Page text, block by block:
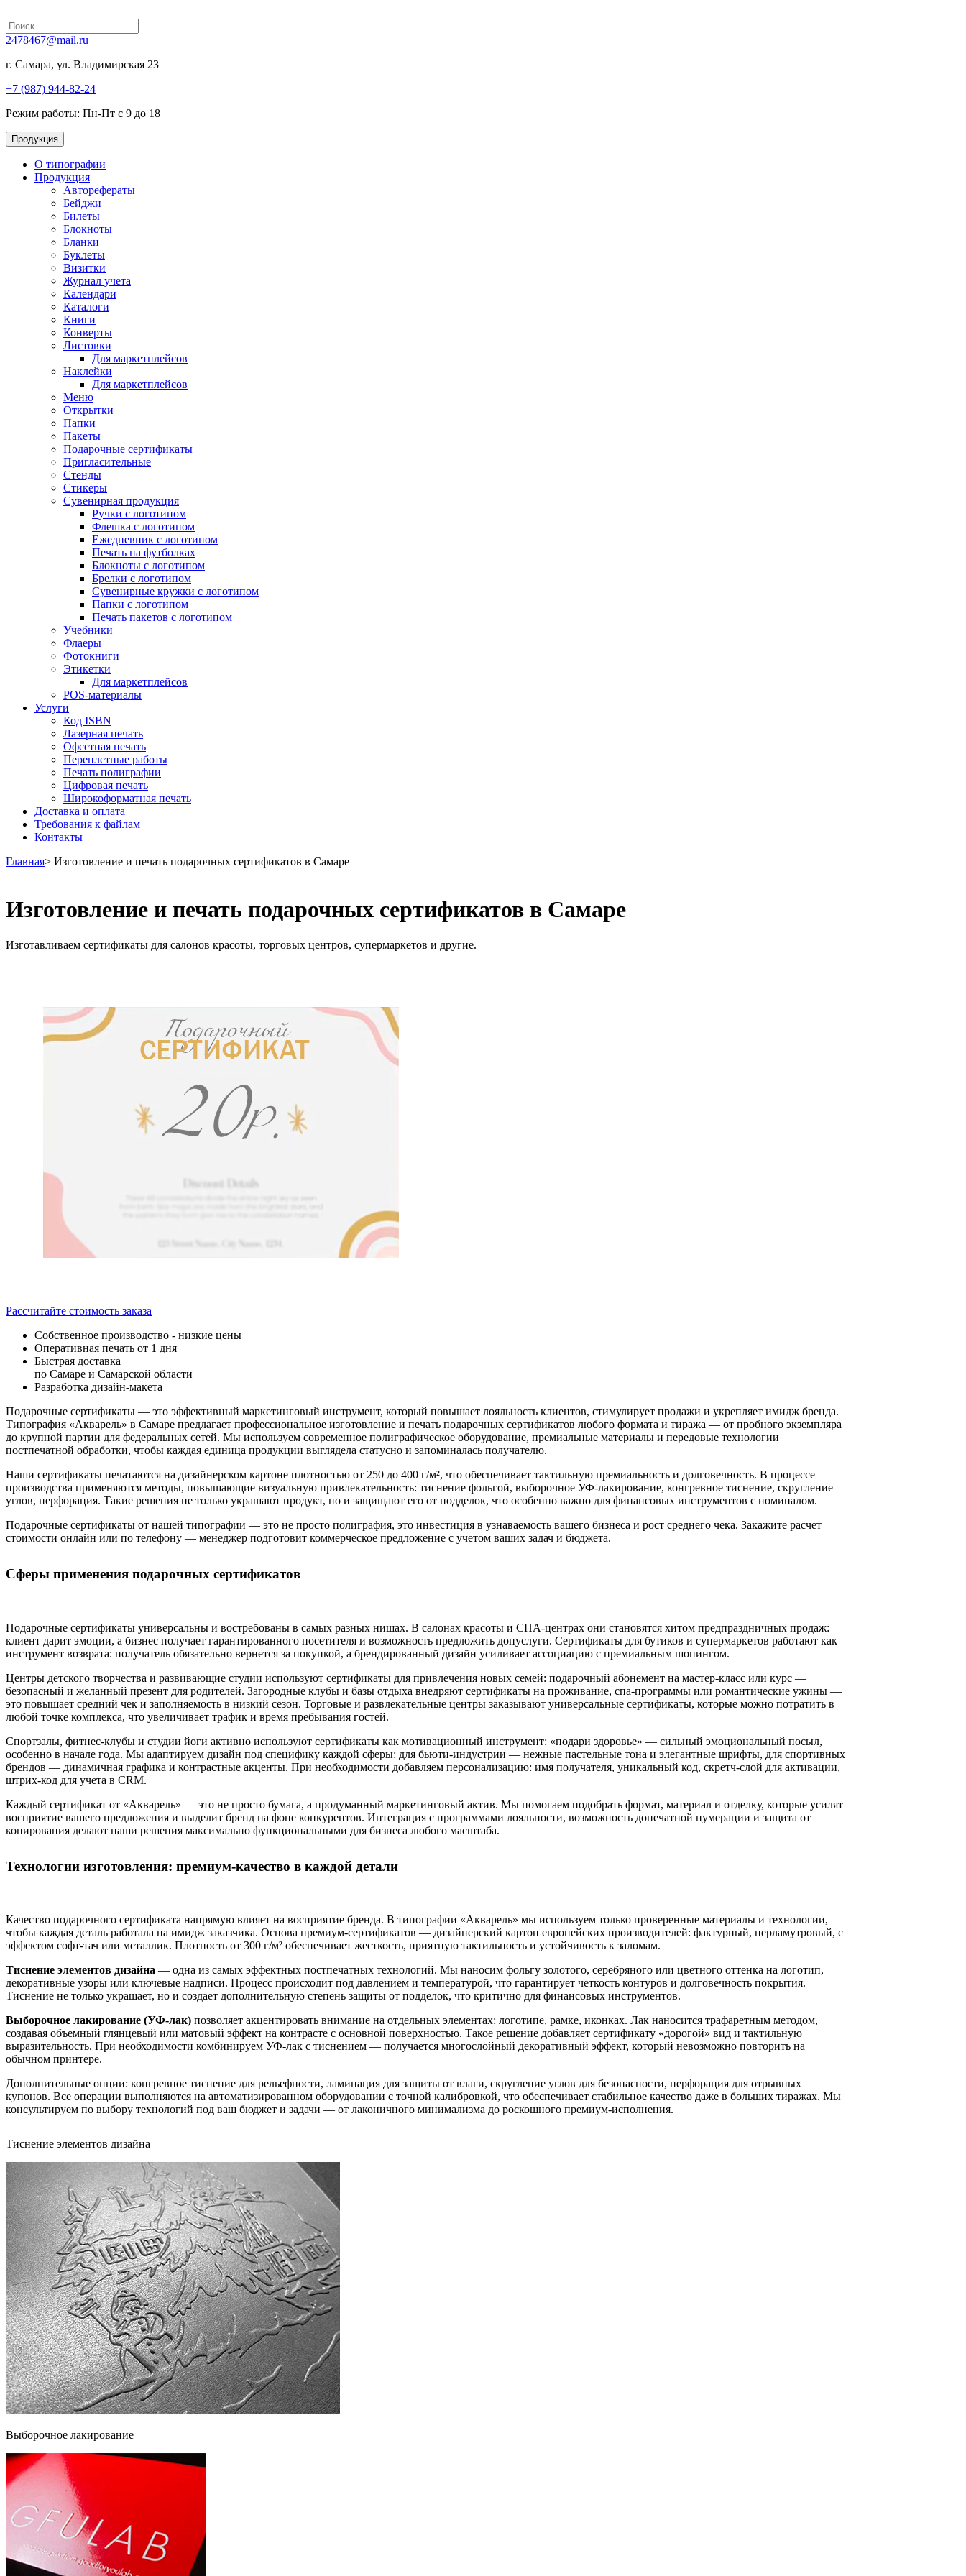
2478467@mail.ru
г. Самара, ул. Владимирская 23
+7 (987) 944-82-24
Режим работы: Пн-Пт с 9 до 18
Продукция
О типографии
Продукция
Авторефераты
Бейджи
Билеты
Блокноты
Бланки
Буклеты
Визитки
Журнал учета
Календари
Каталоги
Книги
Конверты
Листовки
Для маркетплейсов
Наклейки
Для маркетплейсов
Меню
Открытки
Папки
Пакеты
Подарочные сертификаты
Пригласительные
Стенды
Стикеры
Сувенирная продукция
Ручки с логотипом
Флешка с логотипом
Ежедневник с логотипом
Печать на футболках
Блокноты с логотипом
Брелки с логотипом
Сувенирные кружки с логотипом
Папки с логотипом
Печать пакетов с логотипом
Учебники
Флаеры
Фотокниги
Этикетки
Для маркетплейсов
POS-материалы
Услуги
Код ISBN
Лазерная печать
Офсетная печать
Переплетные работы
Печать полиграфии
Цифровая печать
Широкоформатная печать
Доставка и оплата
Требования к файлам
Контакты
Главная> Изготовление и печать подарочных сертификатов в Самаре
Изготовление и печать подарочных сертификатов в Самаре
Изготавливаем сертификаты для салонов красоты, торговых центров, супермаркетов и другие.
Рассчитайте стоимость заказа
Собственное производство - низкие цены
Оперативная печать от 1 дня
Быстрая доставка
по Самаре и Самарской области
Разработка дизайн-макета
Подарочные сертификаты — это эффективный маркетинговый инструмент, который повышает лояльность клиентов, стимулирует продажи и укрепляет имидж бренда.
Типография «Акварель» в Самаре предлагает профессиональное изготовление и печать подарочных сертификатов любого формата и тиража — от пробного экземпляра
до крупной партии для федеральных сетей. Мы используем современное полиграфическое оборудование, премиальные материалы и передовые технологии
постпечатной обработки, чтобы каждая единица продукции выглядела статусно и запоминалась получателю.
Наши сертификаты печатаются на дизайнерском картоне плотностью от 250 до 400 г/м², что обеспечивает тактильную премиальность и долговечность. В процессе
производства применяются методы, повышающие визуальную привлекательность: тиснение фольгой, выборочное УФ-лакирование, конгревное тиснение, скругление
углов, перфорация. Такие решения не только украшают продукт, но и защищают его от подделок, что особенно важно для финансовых инструментов с номиналом.
Подарочные сертификаты от нашей типографии — это не просто полиграфия, это инвестиция в узнаваемость вашего бизнеса и рост среднего чека. Закажите расчет
стоимости онлайн или по телефону — менеджер подготовит коммерческое предложение с учетом ваших задач и бюджета.
Сферы применения подарочных сертификатов
Подарочные сертификаты универсальны и востребованы в самых разных нишах. В салонах красоты и СПА-центрах они становятся хитом предпраздничных продаж:
клиент дарит эмоции, а бизнес получает гарантированного посетителя и возможность предложить допуслуги. Сертификаты для бутиков и супермаркетов работают как
инструмент возврата: получатель обязательно вернется за покупкой, а брендированный дизайн усиливает ассоциацию с премиальным шопингом.
Центры детского творчества и развивающие студии используют сертификаты для привлечения новых семей: подарочный абонемент на мастер-класс или курс —
безопасный и желанный презент для родителей. Загородные клубы и базы отдыха внедряют сертификаты на проживание, спа-программы или романтические ужины —
это повышает средний чек и заполняемость в низкий сезон. Торговые и развлекательные центры заказывают универсальные сертификаты, которые можно потратить в
любой точке комплекса, что увеличивает трафик и время пребывания гостей.
Спортзалы, фитнес-клубы и студии йоги активно используют сертификаты как мотивационный инструмент: «подари здоровье» — сильный эмоциональный посыл,
особенно в начале года. Мы адаптируем дизайн под специфику каждой сферы: для бьюти-индустрии — нежные пастельные тона и элегантные шрифты, для спортивных
брендов — динамичная графика и контрастные акценты. При необходимости добавляем персонализацию: имя получателя, уникальный код, скретч-слой для активации,
штрих-код для учета в CRM.
Каждый сертификат от «Акварель» — это не просто бумага, а продуманный маркетинговый актив. Мы помогаем подобрать формат, материал и отделку, которые усилят
восприятие вашего предложения и выделит бренд на фоне конкурентов. Интеграция с программами лояльности, возможность допечатной нумерации и защита от
копирования делают наши решения максимально функциональными для бизнеса любого масштаба.
Технологии изготовления: премиум-качество в каждой детали
Качество подарочного сертификата напрямую влияет на восприятие бренда. В типографии «Акварель» мы используем только проверенные материалы и технологии,
чтобы каждая деталь работала на имидж заказчика. Основа премиум-сертификатов — дизайнерский картон европейских производителей: фактурный, перламутровый, с
эффектом софт-тач или металлик. Плотность от 300 г/м² обеспечивает жесткость, приятную тактильность и устойчивость к заломам.
Тиснение элементов дизайна — одна из самых эффектных постпечатных технологий. Мы наносим фольгу золотого, серебряного или цветного оттенка на логотип,
декоративные узоры или ключевые надписи. Процесс происходит под давлением и температурой, что гарантирует четкость контуров и долговечность покрытия.
Тиснение не только украшает, но и создает дополнительную степень защиты от подделок, что критично для финансовых инструментов.
Выборочное лакирование (УФ-лак) позволяет акцентировать внимание на отдельных элементах: логотипе, рамке, иконках. Лак наносится трафаретным методом,
создавая объемный глянцевый или матовый эффект на контрасте с основной поверхностью. Такое решение добавляет сертификату «дорогой» вид и тактильную
выразительность. При необходимости комбинируем УФ-лак с тиснением — получается многослойный декоративный эффект, который невозможно повторить на
обычном принтере.
Дополнительные опции: конгревное тиснение для рельефности, ламинация для защиты от влаги, скругление углов для безопасности, перфорация для отрывных
купонов. Все операции выполняются на автоматизированном оборудовании с точной калибровкой, что обеспечивает стабильное качество даже в больших тиражах. Мы
консультируем по выбору технологий под ваш бюджет и задачи — от лаконичного минимализма до роскошного премиум-исполнения.
Тиснение элементов дизайна
Выборочное лакирование